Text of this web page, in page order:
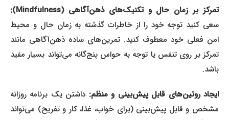
تمرکز بر زمان حال و تکنیک‌های ذهن‌آگاهی (Mindfulness):
سعی کنید توجه خود را از خاطرات گذشته به زمان حال و محیط
امن فعلی خود معطوف کنید. تمرین‌های ساده ذهن‌آگاهی مانند
تمرکز بر روی تنفس یا توجه به حواس پنج‌گانه می‌تواند بسیار مفید
باشد.
ایجاد روتین‌های قابل پیش‌بینی و منظم:داشتن یک برنامه روزانه
مشخص و قابل پیش‌بینی (برای خواب، غذا، کار و تفریح) می‌تواند